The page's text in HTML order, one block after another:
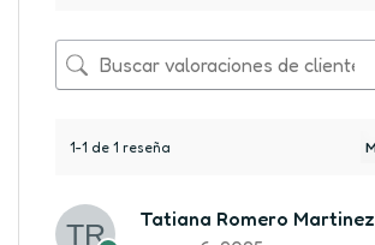
1-1 de 1 reseña
Tatiana Romero Martinez